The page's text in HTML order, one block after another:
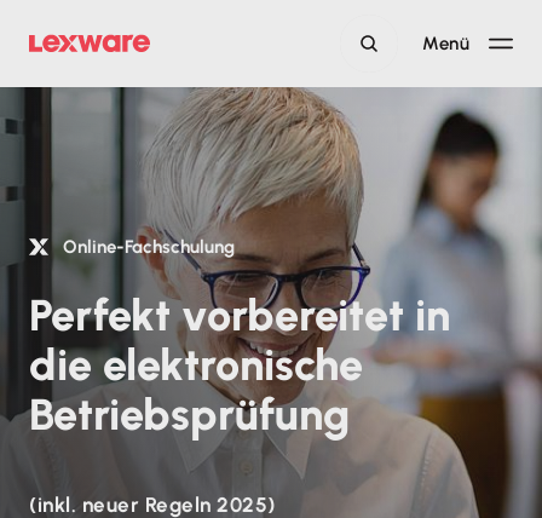
Menü
Online-Fachschulung
Perfekt vorbereitet in
die elektronische
Betriebsprüfung
(inkl. neuer Regeln 2025)